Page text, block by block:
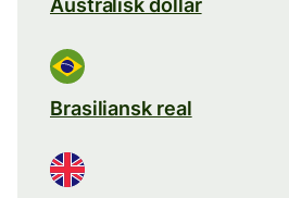
Australisk dollar
Brasiliansk real